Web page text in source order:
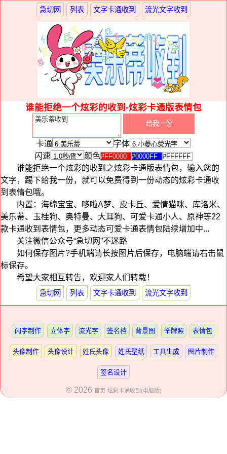
急切网 列表 文字卡通收到 流光文字收到
谁能拒绝一个炫彩的收到-炫彩卡通版表情包
卡通
字体
闪速
颜色
谁能拒绝一个炫彩的收到之炫彩卡通版表情包，输入您的
文字，踢下给我一份，就可以免费得到一份动态的炫彩卡通收
到表情包哦。
内置：海绵宝宝、哆啦A梦、皮卡丘、爱情猫咪、库洛米、
美乐蒂、玉桂狗、奥特曼、大耳狗、可爱卡通小人、原神等22
款卡通收到表情包，更多动态可爱卡通表情包陆续增加中...
关注微信公众号“急切网”不迷路
如何保存图片?手机端请长按图片后保存，电脑端请右击鼠
标保存。
希望大家相互转告，欢迎家人们转载！
急切网 列表 文字卡通收到 流光文字收到
闪字制作 立体字 流光字 签名档 背景图 举牌照 表情包
头像制作 头像设计 姓氏头像 姓氏壁纸 工具生成 图片制作
签名设计
© 2026 首页 炫彩卡通收到(电脑版)